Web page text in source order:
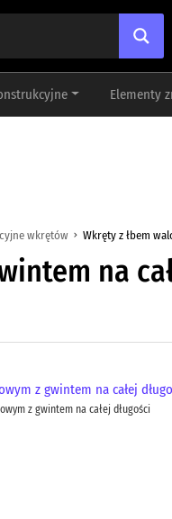
Elementy
wkrętów Wkręty z łbem
na
z gwintem na całej długości